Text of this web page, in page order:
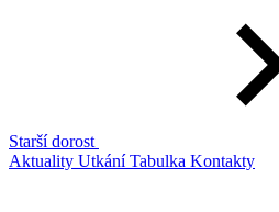
Starší dorost
Aktuality UtkáníTabulka Kontakty